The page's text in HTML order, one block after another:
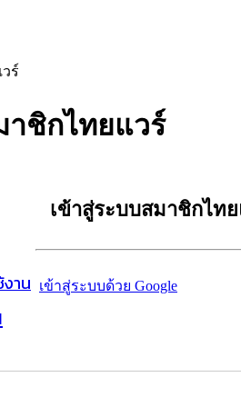
าชิกไทยแวร์
าน
เข้าสู่ระบบสมาชิกไท
เข้าสู่ระบบด้วย Google